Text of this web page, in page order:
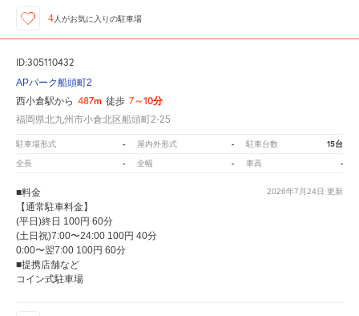
4 人がお気に入りの駐車場
ID:305110432
APパーク船頭町2
西小倉駅から 487m 徒歩 7～10分
福岡県北九州市小倉北区船頭町2-25
駐車場形式 - 屋内外形式 - 駐車台数 15台
全長 - 全幅 - 車高 -
2026年7月24日 更新
■料金
【通常駐車料金】
(平日)終日 100円 60分
(土日祝)7:00〜24:00 100円 40分
0:00〜翌7:00 100円 60分
■提携店舗など
コイン式駐車場